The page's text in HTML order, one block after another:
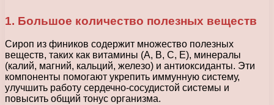
1. Большое количество полезных веществ
Сироп из фиников содержит множество полезных
веществ, таких как витамины (A, B, C, E), минералы
(калий, магний, кальций, железо) и антиоксиданты. Эти
компоненты помогают укрепить иммунную систему,
улучшить работу сердечно-сосудистой системы и
повысить общий тонус организма.